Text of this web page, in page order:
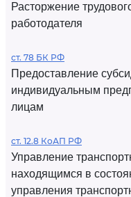
Расторжение
работодателя
ст. 78 БК РФ
Предоставление
индивидуальным
лицам
ст. 12.8 КоАП РФ
Управление
находящимся в
управления